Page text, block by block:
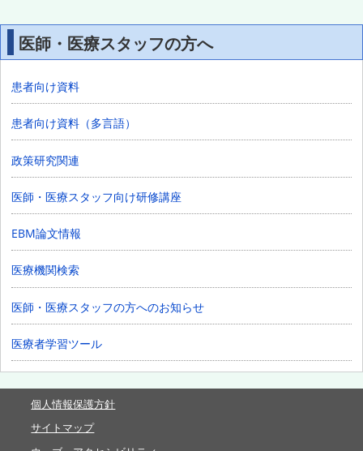
医師・医療スタッフの方へ
患者向け資料
患者向け資料（多言語）
政策研究関連
医師・医療スタッフ向け研修講座
EBM論文情報
医療機関検索
医師・医療スタッフの方へのお知らせ
医療者学習ツール
個人情報保護方針
サイトマップ